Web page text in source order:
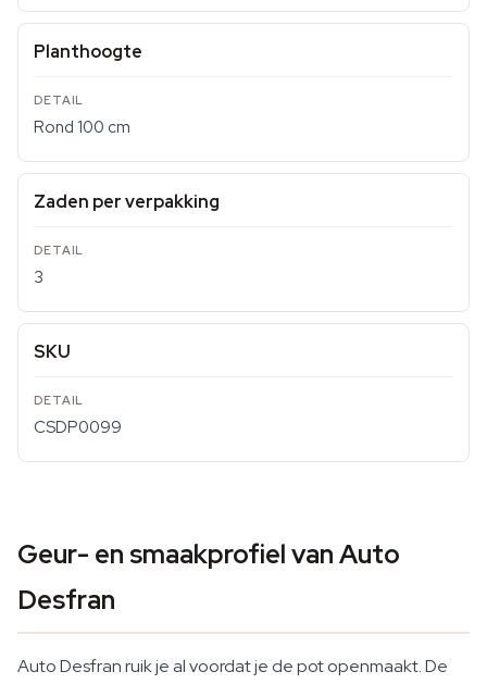
Planthoogte
Rond 100 cm
Zaden per verpakking
3
SKU
CSDP0099
Geur- en smaakprofiel van Auto
Desfran
Auto Desfran ruik je al voordat je de pot openmaakt. De